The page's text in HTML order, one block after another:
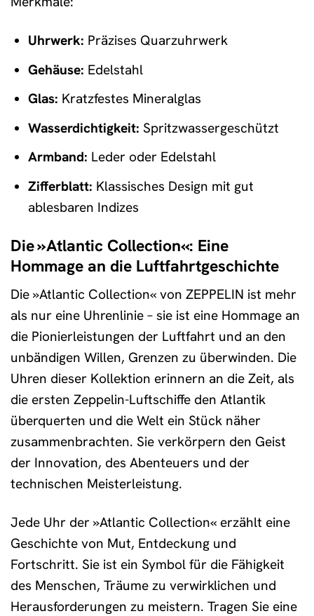
Uhrwerk: Präzises Quarzuhrwerk
Gehäuse: Edelstahl
Glas: Kratzfestes Mineralglas
Wasserdichtigkeit: Spritzwassergeschützt
Armband: Leder oder Edelstahl
Zifferblatt: Klassisches Design mit gut
ablesbaren Indizes
Die »Atlantic Collection«: Eine
Hommage an die Luftfahrtgeschichte
Die »Atlantic Collection« von ZEPPELIN ist mehr
als nur eine Uhrenlinie – sie ist eine Hommage an
die Pionierleistungen der Luftfahrt und an den
unbändigen Willen, Grenzen zu überwinden. Die
Uhren dieser Kollektion erinnern an die Zeit, als
die ersten Zeppelin-Luftschiffe den Atlantik
überquerten und die Welt ein Stück näher
zusammenbrachten. Sie verkörpern den Geist
der Innovation, des Abenteuers und der
technischen Meisterleistung.
Jede Uhr der »Atlantic Collection« erzählt eine
Geschichte von Mut, Entdeckung und
Fortschritt. Sie ist ein Symbol für die Fähigkeit
des Menschen, Träume zu verwirklichen und
Herausforderungen zu meistern. Tragen Sie eine